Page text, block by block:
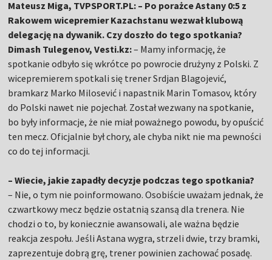
Mateusz Miga, TVPSPORT.PL: – Po porażce Astany 0:5 z
Rakowem wicepremier Kazachstanu wezwał klubową
delegację na dywanik. Czy doszło do tego spotkania?
Dimash Tulegenov, Vesti.kz:– Mamy informację, że
spotkanie odbyło się wkrótce po powrocie drużyny z Polski. Z
wicepremierem spotkali się trener Srdjan Blagojević,
bramkarz Marko Milosević i napastnik Marin Tomasov, który
do Polski nawet nie pojechał. Został wezwany na spotkanie,
bo były informacje, że nie miał poważnego powodu, by opuścić
ten mecz. Oficjalnie był chory, ale chyba nikt nie ma pewności
co do tej informacji.
– Wiecie, jakie zapadły decyzje podczas tego spotkania?
– Nie, o tym nie poinformowano. Osobiście uważam jednak, że
czwartkowy mecz będzie ostatnią szansą dla trenera. Nie
chodzi o to, by koniecznie awansowali, ale ważna będzie
reakcja zespołu. Jeśli Astana wygra, strzeli dwie, trzy bramki,
zaprezentuje dobrą grę, trener powinien zachować posadę.